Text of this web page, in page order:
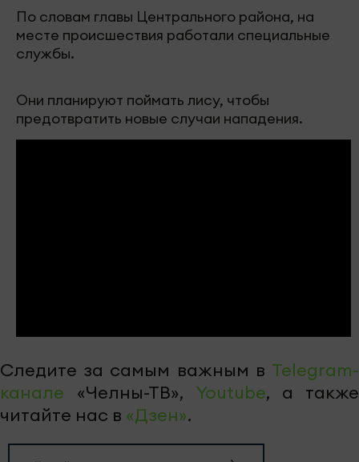
По словам главы Центрального района, на
месте происшествия работали специальные
службы.
Они планируют поймать лису, чтобы
предотвратить новые случаи нападения.
Следите за самым важным в Telegram-
канале «Челны-ТВ», Youtube, а также
читайте нас в «Дзен».